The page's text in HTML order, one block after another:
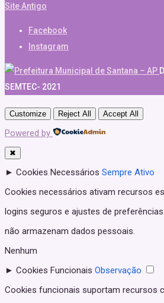
Site Antigo
Facebook
Instagram
SEMTEC- 2021
Customize Reject All Accept All
Powered by
✖
► Cookies Necessários Sempre Ativo
Cookies necessários ativam recursos
logins seguros e ajustes de
não armazenam dados pessoais.
Nenhum
► Cookies Funcionais Observação
Cookies funcionais suportam recursos